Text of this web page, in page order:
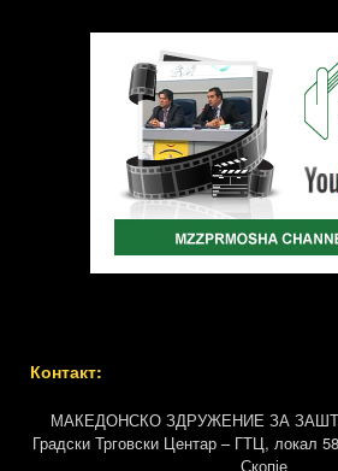
Контакт:
МАКЕДОНСКО ЗДРУЖЕНИЕ ЗА
Градски Трговски Центар – ГТЦ, локал
Скопје